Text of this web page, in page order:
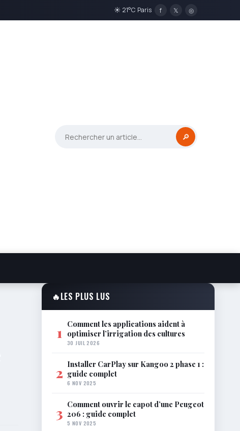
☀ 21°C Paris f 𝕏 ◎
🔎
🔥LES PLUS LUS
1 Comment les applications aident à
optimiser l’irrigation des cultures
30 JUIL 2026
2 Installer CarPlay sur Kangoo 2 phase 1 :
guide complet
6 NOV 2025
3 Comment ouvrir le capot d’une Peugeot
206 : guide complet
5 NOV 2025